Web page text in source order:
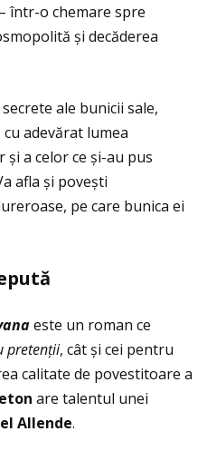
într-o chemare spre
și decăderea
ale bunicii sale,
adevărat lumea
și a celor ce și-au pus
afla și povești
pe care bunica ei
ă
este un roman ce
pretenţii, cât și cei pentru
calitate de povestitoare a
are talentul unei
Allende.